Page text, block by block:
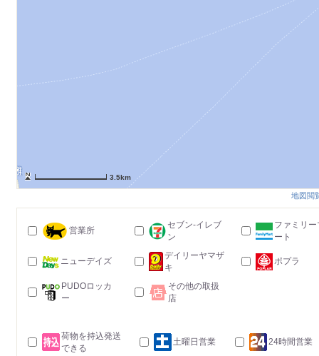
3.5km
地図閲
営業所
セブン-イレブ
ン
ファミリー
ート
ニューデイズ
デイリーヤマザ
キ
ポプラ
PUDOロッカ
ー
その他の取扱
店
荷物を持込発送
できる
土曜日営業 24時間営業